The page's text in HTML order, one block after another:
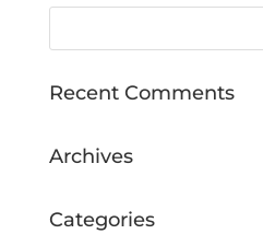
Recent Comments
Archives
Categories